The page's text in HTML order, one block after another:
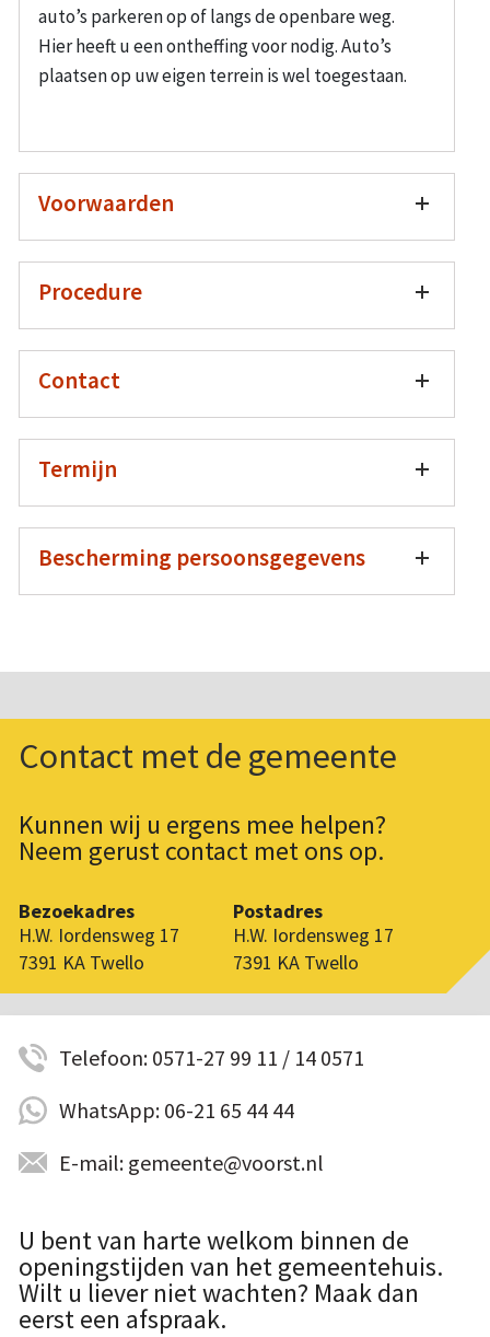
auto’s parkeren op of langs de openbare weg.
Hier heeft u een ontheffing voor nodig. Auto’s
plaatsen op uw eigen terrein is wel toegestaan.
Voorwaarden
Procedure
Contact
Termijn
Bescherming persoonsgegevens
Contact met de gemeente
Kunnen wij u ergens mee helpen?
Neem gerust contact met ons op.
Bezoekadres
H.W. Iordensweg 17
7391 KA Twello
Postadres
H.W. Iordensweg 17
7391 KA Twello
Telefoon: 0571-27 99 11 / 14 0571
WhatsApp: 06-21 65 44 44
E-mail: gemeente@voorst.nl
U bent van harte welkom binnen de
openingstijden van het gemeentehuis.
Wilt u liever niet wachten? Maak dan
eerst een afspraak.